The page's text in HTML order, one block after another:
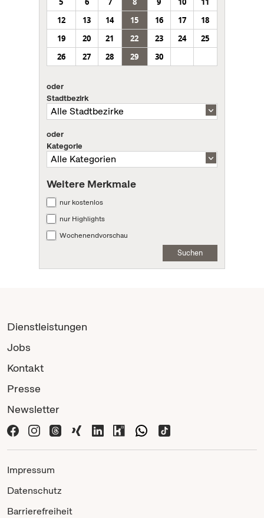
12
13 14 15 16 17
18
19
20 21 22 23 24
25
26
27 28 29 30
oder
Stadtbezirk
oder
Kategorie
Weitere Merkmale
nur kostenlos
nur Highlights
Wochenendvorschau
Suchen
Dienstleistungen
Jobs
Kontakt
Presse
Newsletter
Impressum
Datenschutz
Barrierefreiheit